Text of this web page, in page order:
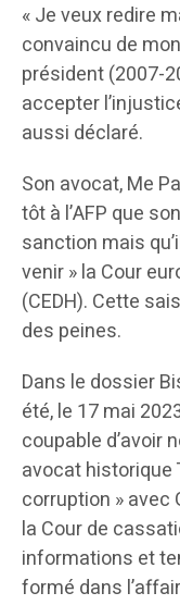
« Je veux redire
convaincu de
président (2007-
accepter
aussi déclaré.
Son avocat, Me
tôt à l’AFP que
sanction mais
venir » la Cour
(CEDH). Cette
des peines.
Dans le dossier
été, le 17 mai
coupable d’avoir
avocat historique
corruption » avec
la Cour de
informations et
formé dans